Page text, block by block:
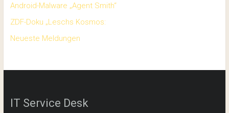
Android-Malware „Agent Smith“
ZDF-Doku „Leschs Kosmos:
Neueste Meldungen
IT Service Desk